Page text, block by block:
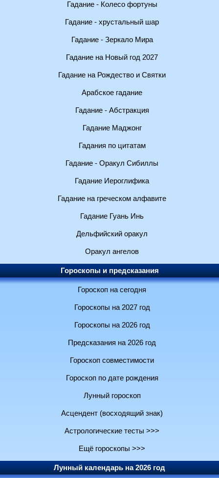
Гадание - Колесо фортуны
Гадание - хрустальный шар
Гадание - Зеркало Мира
Гадание на Новый год 2027
Гадание на Рождество и Святки
Арабское гадание
Гадание - Абстракция
Гадание Маджонг
Гадания по цитатам
Гадание - Оракул Сибиллы
Гадание Иероглифика
Гадание на греческом алфавите
Гадание Гуань Инь
Дельфийский оракул
Оракул ангелов
Гороскопы и предсказания
Гороскоп на сегодня
Гороскопы на 2027 год
Гороскопы на 2026 год
Предсказания на 2026 год
Гороскоп совместимости
Гороскоп по дате рождения
Лунный гороскоп
Асцендент (восходящий знак)
Астрологические тесты >>>
Ещё гороскопы >>>
Лунный календарь на 2026 год